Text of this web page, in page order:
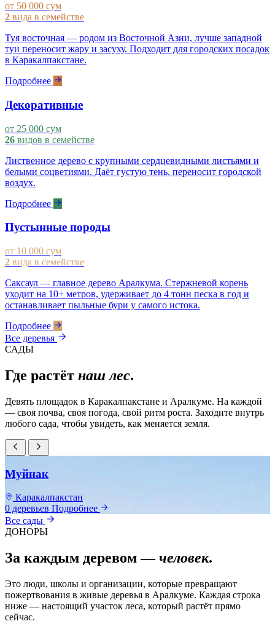
от 50 000 сум
2 вида в семействе
Туя восточная — родом из Восточной Азии, лучше западной
туи переносит жару и засуху. Подходит для городских посадок
в Каракалпакстане.
Подробнее
Декоративные
от 25 000 сум
26 видов в семействе
Лиственное дерево с крупными сердцевидными листьями и
белыми соцветиями. Даёт густую тень, переносит городской
воздух.
Подробнее
Пустынные породы
от 10 000 сум
2 вида в семействе
Саксаул — главное дерево Аралкума. Стержневой корень
уходит на 10+ метров, удерживает до 4 тонн песка в год и
останавливает пыльные бури у самого истока.
Подробнее
Все деревья
САДЫ
Где растёт наш лес.
Девять площадок в Каракалпакстане и Аралкуме. На каждой
— своя почва, своя погода, свой ритм роста. Заходите внутрь
любого сада, чтобы увидеть, как меняется земля.
Муйнак
Каракалпакстан
0 деревьев Подробнее
Все сады
ДОНОРЫ
За каждым деревом —человек.
Это люди, школы и организации, которые превращают
пожертвования в живые деревья в Аралкуме. Каждая строка
ниже — настоящий участок леса, который растёт прямо
сейчас.